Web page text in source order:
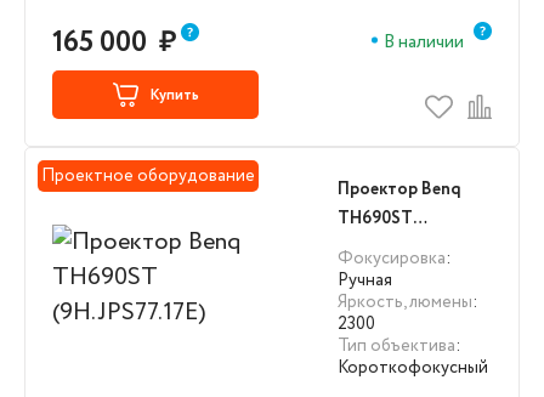
165 000 ₽ В наличии
Купить
Проектное оборудование
Проектор Benq
TH690ST
(9H.JPS77.17E)
Фокусировка:
Ручная
Яркость, люмены:
2300
Тип объектива:
Короткофокусный